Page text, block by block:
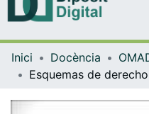
Inici Docència